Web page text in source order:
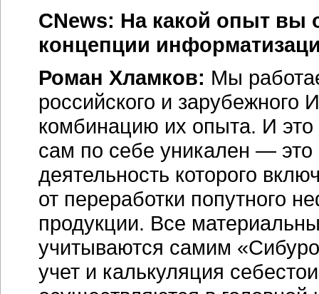
CNews: На какой опыт вы
концепции
Роман Хламков: Мы
российского и зарубежного
комбинацию их опыта. И
сам по себе уникален — это
деятельность которого
от переработки попутного
продукции. Все
учитываются самим
учет и калькуляция